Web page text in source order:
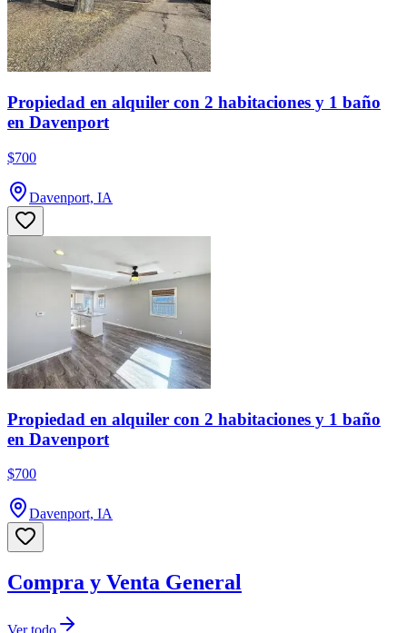
Propiedad en alquiler con 2 habitaciones y 1 baño
en Davenport
$700
Davenport, IA
Propiedad en alquiler con 2 habitaciones y 1 baño
en Davenport
$700
Davenport, IA
Compra y Venta General